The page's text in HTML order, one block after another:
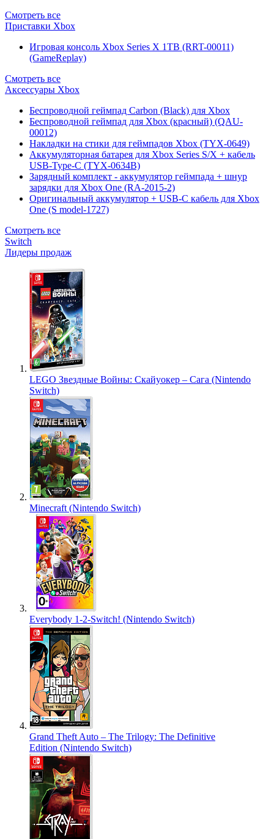
Смотреть все
Приставки Xbox
Игровая консоль Xbox Series X 1TB (RRT-00011)
(GameReplay)
Смотреть все
Аксессуары Xbox
Беспроводной геймпад Carbon (Black) для Xbox
Беспроводной геймпад для Xbox (красный) (QAU-
00012)
Накладки на стики для геймпадов Xbox (TYX-0649)
Аккумуляторная батарея для Xbox Series S/X + кабель
USB-Type-C (TYX-0634B)
Зарядный комплект - аккумулятор геймпада + шнур
зарядки для Xbox One (RA-2015-2)
Оригинальный аккумулятор + USB-C кабель для Xbox
One (S model-1727)
Смотреть все
Switch
Лидеры продаж
LEGO Звездные Войны: Скайуокер – Сага (Nintendo
Switch)
Minecraft (Nintendo Switch)
Everybody 1-2-Switch! (Nintendo Switch)
Grand Theft Auto – The Trilogy: The Definitive
Edition (Nintendo Switch)